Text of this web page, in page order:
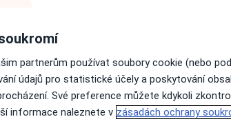
Dnes
7 Srpen
Zítra
8 Srpen
Ne
9 Srpen
Po
10
partnerům používat soubory cookie (nebo
údajů pro statistické účely a poskytování
Své preference můžete kdykoli
informace naleznete v zásadách ochrany